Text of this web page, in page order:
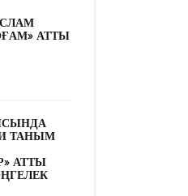
АТТЫ
ТАНЫМ
АТТЫ